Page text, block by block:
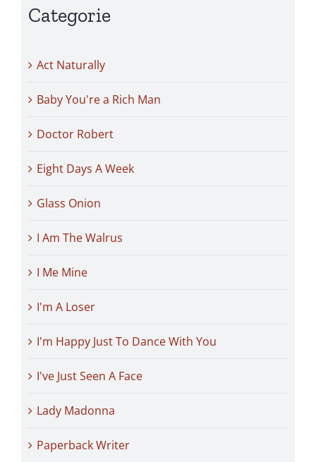
Categorie
Act Naturally
Baby You're a Rich Man
Doctor Robert
Eight Days A Week
Glass Onion
I Am The Walrus
I Me Mine
I'm A Loser
I'm Happy Just To Dance With You
I've Just Seen A Face
Lady Madonna
Paperback Writer